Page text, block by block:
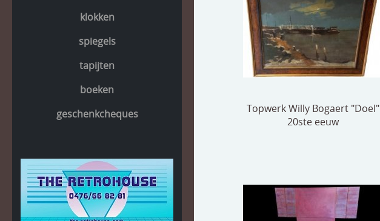
klokken
spiegels
tapijten
boeken
geschenkcheques
Topwerk Willy Bogaert "Doel"
20ste eeuw